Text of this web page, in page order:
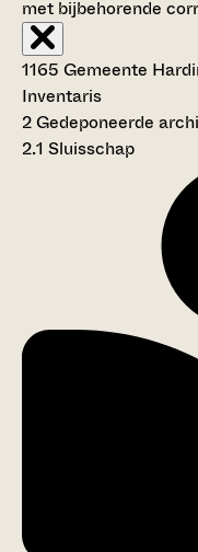
met bijbehorende
1165 Gemeente
Inventaris
2 Gedeponeerde
2.1 Sluisschap